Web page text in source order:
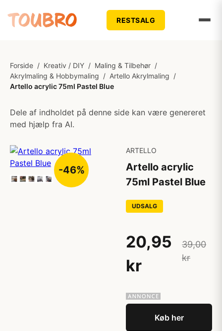
RESTSALG
Forside / Kreativ / DIY / Maling & Tilbehør /
Akrylmaling & Hobbymaling / Artello Akrylmaling /
Artello acrylic 75ml Pastel Blue
Dele af indholdet på denne side kan være genereret
med hjælp fra AI.
-46%
ARTELLO
Artello acrylic
75ml Pastel Blue
UDSALG
20,95
kr
39,00
kr
Køb her